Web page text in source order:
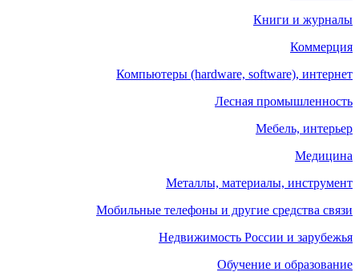
Книги и журналы
Коммерция
Компьютеры (hardware, software), интернет
Лесная промышленность
Мебель, интерьер
Медицина
Металлы, материалы, инструмент
Мобильные телефоны и другие средства связи
Недвижимость России и зарубежья
Обучение и образование